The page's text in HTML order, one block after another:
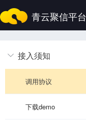
青云聚信平台
接入须知
调用协议
下载demo